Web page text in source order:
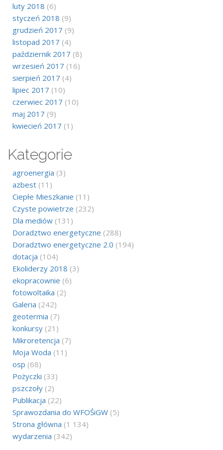
luty 2018 (6)
styczeń 2018 (9)
grudzień 2017 (9)
listopad 2017 (4)
październik 2017 (8)
wrzesień 2017 (16)
sierpień 2017 (4)
lipiec 2017 (10)
czerwiec 2017 (10)
maj 2017 (9)
kwiecień 2017 (1)
Kategorie
agroenergia (3)
azbest (11)
Ciepłe Mieszkanie (11)
Czyste powietrze (232)
Dla mediów (131)
Doradztwo energetyczne (288)
Doradztwo energetyczne 2.0 (194)
dotacja (104)
Ekoliderzy 2018 (3)
ekopracownie (6)
fotowoltaika (2)
Galeria (242)
geotermia (7)
konkursy (21)
Mikroretencja (7)
Moja Woda (11)
osp (68)
Pożyczki (33)
pszczoły (2)
Publikacja (22)
Sprawozdania do WFOŚiGW (5)
Strona główna (1 134)
wydarzenia (342)